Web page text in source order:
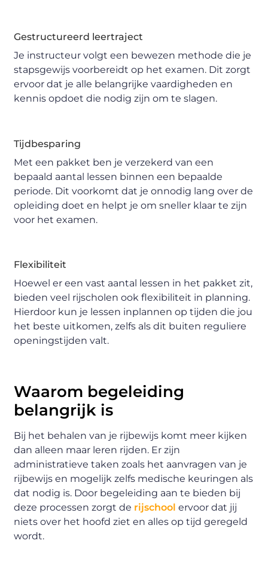
Gestructureerd leertraject
Je instructeur volgt een bewezen methode die je
stapsgewijs voorbereidt op het examen. Dit zorgt
ervoor dat je alle belangrijke vaardigheden en
kennis opdoet die nodig zijn om te slagen.
Tijdbesparing
Met een pakket ben je verzekerd van een
bepaald aantal lessen binnen een bepaalde
periode. Dit voorkomt dat je onnodig lang over de
opleiding doet en helpt je om sneller klaar te zijn
voor het examen.
Flexibiliteit
Hoewel er een vast aantal lessen in het pakket zit,
bieden veel rijscholen ook flexibiliteit in planning.
Hierdoor kun je lessen inplannen op tijden die jou
het beste uitkomen, zelfs als dit buiten reguliere
openingstijden valt.
Waarom begeleiding
belangrijk is
Bij het behalen van je rijbewijs komt meer kijken
dan alleen maar leren rijden. Er zijn
administratieve taken zoals het aanvragen van je
rijbewijs en mogelijk zelfs medische keuringen als
dat nodig is. Door begeleiding aan te bieden bij
deze processen zorgt de rijschool ervoor dat jij
niets over het hoofd ziet en alles op tijd geregeld
wordt.